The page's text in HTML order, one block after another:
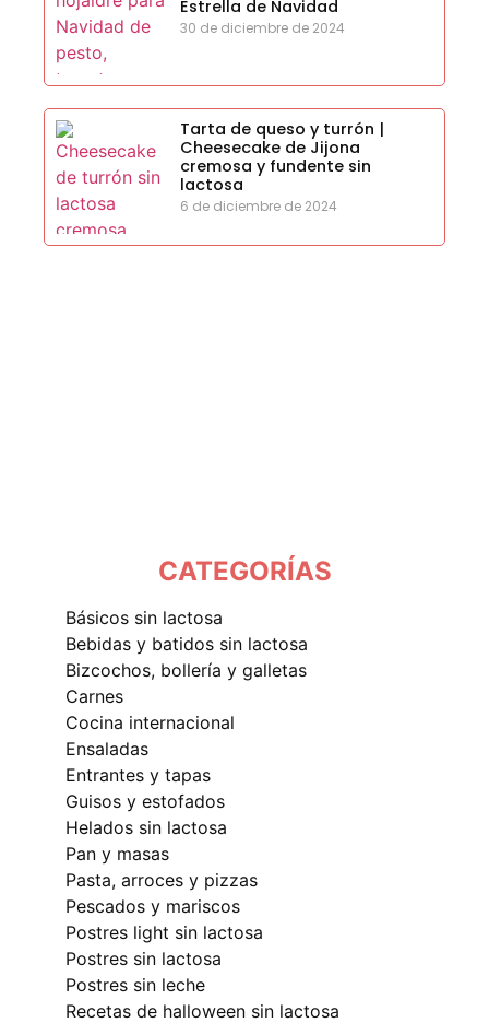
Estrella de Navidad
30 de diciembre de 2024
Tarta de queso y turrón |
Cheesecake de Jijona
cremosa y fundente sin
lactosa
6 de diciembre de 2024
CATEGORÍAS
básicos sin lactosa
bebidas y batidos sin lactosa
bizcochos, bollería y galletas
carnes
cocina internacional
ensaladas
entrantes y tapas
guisos y estofados
helados sin lactosa
pan y masas
pasta, arroces y pizzas
pescados y mariscos
postres light sin lactosa
postres sin lactosa
postres sin leche
recetas de halloween sin lactosa